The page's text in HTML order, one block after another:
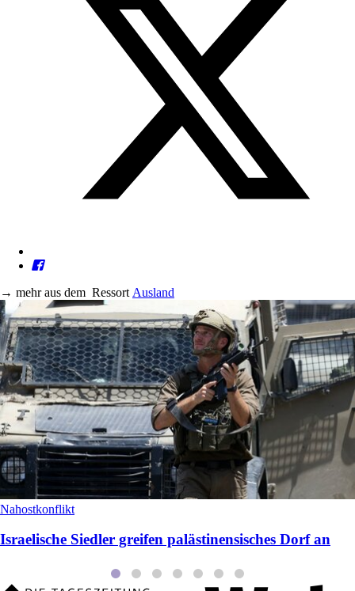
→ mehr aus dem Ressort Ausland
Nahostkonflikt
Israelische Siedler greifen palästinensisches Dorf an